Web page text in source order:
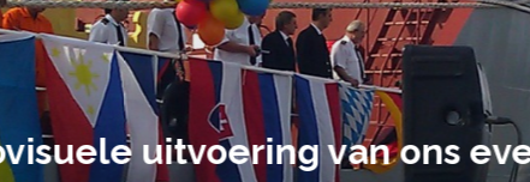
van ons evenement heb ik